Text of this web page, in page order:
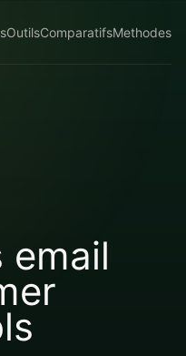
OutilsComparatifsMethodes
email